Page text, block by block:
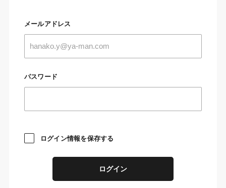
メールアドレス
パスワード
ログイン情報を保存する
ログイン